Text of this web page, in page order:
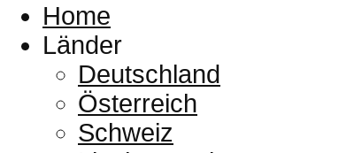
Home
Länder
Deutschland
Österreich
Schweiz